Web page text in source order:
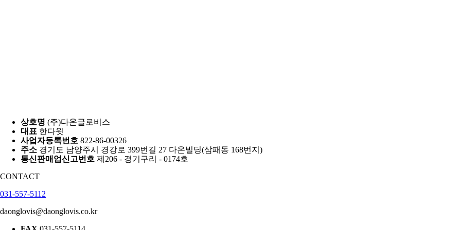
상호명 (주)다온글로비스
대표 한다윗
사업자등록번호 822-86-00326
주소 경기도 남양주시 경강로 399번길 27 다온빌딩(삼패동 168번지)
통신판매업신고번호 제206 - 경기구리 - 0174호
CONTACT
031-557-5112
daonglovis@daonglovis.co.kr